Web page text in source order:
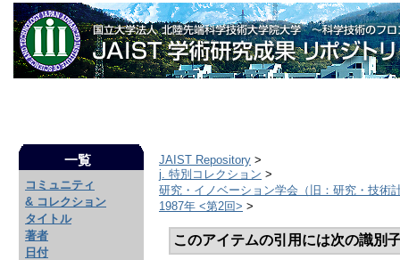
一覧
コミュニティ
& コレクション
タイトル
著者
日付
JAIST Repository >
j. 特別コレクション >
研究・イノベーション学会（旧：研究・技術
1987年 <第2回> >
このアイテムの引用には次の識別